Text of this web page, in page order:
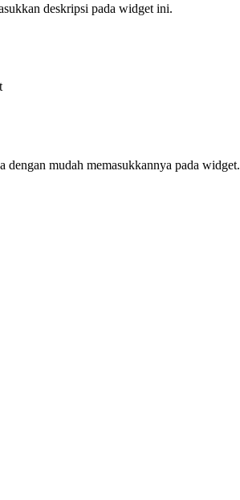
deskripsi pada widget ini.
mudah memasukkannya pada widget.